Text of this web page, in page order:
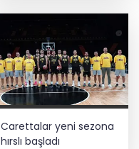
Carettalar yeni sezona
hırslı başladı